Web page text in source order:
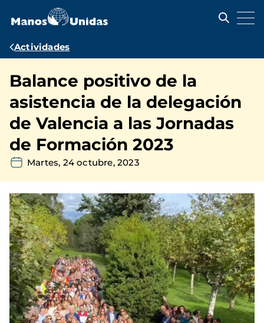
contenido
Ruta
navegación
Actividades
Balance positivo de la
asistencia de la delegación
de Valencia a las Jornadas
de Formación 2023
Martes, 24 octubre, 2023